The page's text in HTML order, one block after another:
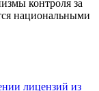
контроля за
национальными